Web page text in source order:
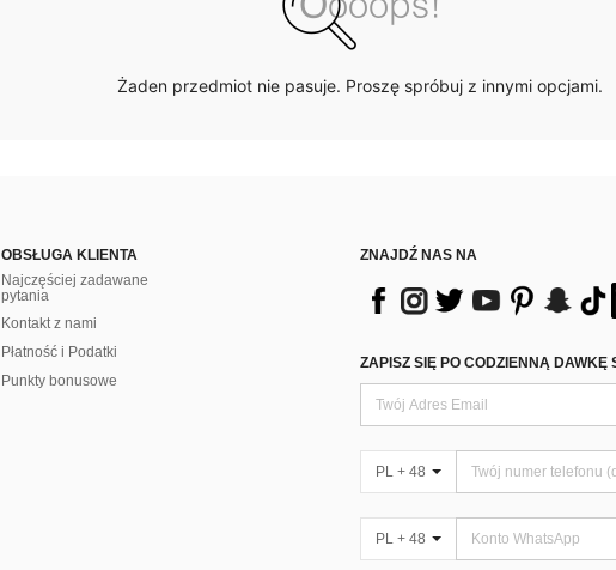
Żaden przedmiot nie pasuje. Proszę spróbuj z innymi opcjami.
OBSŁUGA KLIENTA
Najczęściej zadawane
pytania
Kontakt z nami
Płatność i Podatki
Punkty bonusowe
ZNAJDŹ NAS NA
ZAPISZ SIĘ PO CODZIENNĄ DAWKĘ
PL + 48
PL + 48